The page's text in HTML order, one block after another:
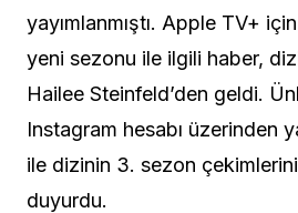
yayımlanmıştı. Apple TV+
yeni sezonu ile ilgili haber,
Hailee Steinfeld’den geldi.
Instagram hesabı üzerinden
ile dizinin 3. sezon
duyurdu.